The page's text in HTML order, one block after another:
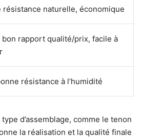
résistance naturelle, économique
bon rapport qualité/prix, facile à
résistance à l’humidité
d’assemblage, comme le tenon
la réalisation et la qualité finale